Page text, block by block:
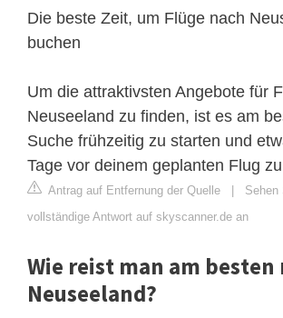
Die beste Zeit, um Flüge nach
buchen
Um die attraktivsten Angebote für
Neuseeland zu finden, ist es am
Suche frühzeitig zu starten und
Tage vor deinem geplanten Flug
Antrag auf Entfernung der Quelle
Sehen
vollständige Antwort auf skyscanner.de an
Wie reist man am besten
Neuseeland?